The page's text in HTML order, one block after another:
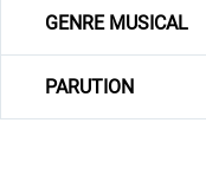
GENRE MUSICAL
PARUTION